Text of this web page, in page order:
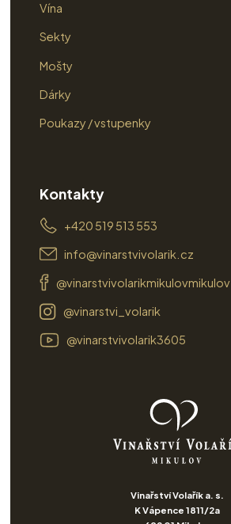
Vína
Sekty
Mošty
Dárky
Poukazy / vstupenky
Kontakty
+420 519 513 553
info@vinarstvivolarik.cz
@vinarstvivolarikmikulovmikulov
@vinarstvi_volarik
@vinarstvivolarik3605
Vinařství Volařík a. s.
K Vápence 1811/2a